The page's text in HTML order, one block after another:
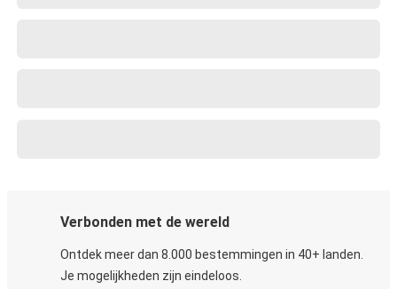
Verbonden met de wereld
Ontdek meer dan 8.000 bestemmingen in 40+ landen.
Je mogelijkheden zijn eindeloos.